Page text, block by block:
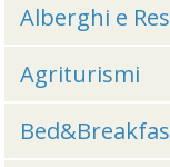
Alberghi e
Agriturismi